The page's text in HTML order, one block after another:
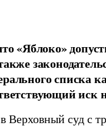
«Яблоко»
списка
иск
Верховный суд с